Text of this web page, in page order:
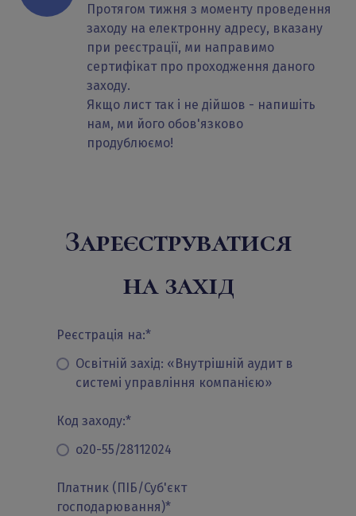
Протягом тижня з моменту проведення
заходу на електронну адресу, вказану
при реєстрації, ми направимо
сертифікат про проходження даного
заходу.
Якщо лист так і не дійшов - напишіть
нам, ми його обов'язково
продублюємо!
Зареєструватися
на захід
Реєстрація на:*
Освітній захід: «Внутрішній аудит в
системі управління компанією»
Код заходу:*
о20-55/28112024
Платник (ПІБ/Суб'єкт
господарювання)*